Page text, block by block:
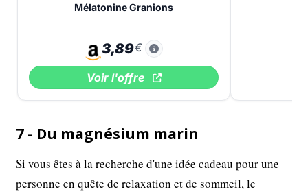
Mélatonine Granions
3,89€
Voir l'offre
7 - Du magnésium marin
Si vous êtes à la recherche d'une idée cadeau pour une
personne en quête de relaxation et de sommeil, le